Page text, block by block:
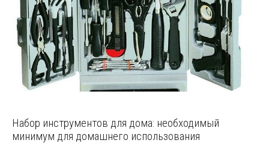
Набор инструментов для дома: необходимый
минимум для домашнего использования